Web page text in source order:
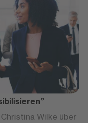
Wilke über